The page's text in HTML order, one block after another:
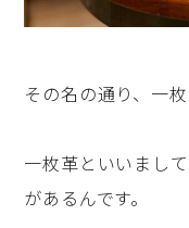
その名の通り、一
一枚革といいまし
があるんです。